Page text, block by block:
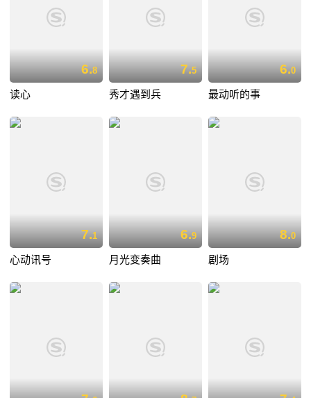
6.8
读心
7.5
秀才遇到兵
6.0
最动听的事
7.1
心动讯号
6.9
月光变奏曲
8.0
剧场